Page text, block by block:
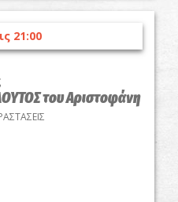
21:00
του Αριστοφάνη